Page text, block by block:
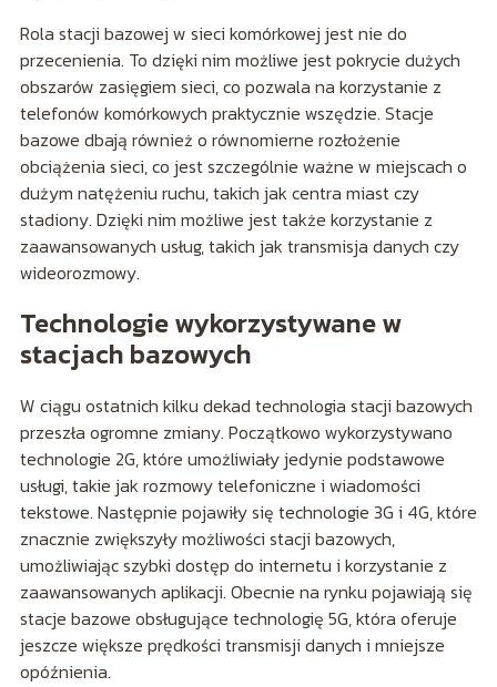
Rola stacji bazowej w sieci komórkowej jest nie do
przecenienia. To dzięki nim możliwe jest pokrycie dużych
obszarów zasięgiem sieci, co pozwala na korzystanie z
telefonów komórkowych praktycznie wszędzie. Stacje
bazowe dbają również o równomierne rozłożenie
obciążenia sieci, co jest szczególnie ważne w miejscach o
dużym natężeniu ruchu, takich jak centra miast czy
stadiony. Dzięki nim możliwe jest także korzystanie z
zaawansowanych usług, takich jak transmisja danych czy
wideorozmowy.
Technologie wykorzystywane w
stacjach bazowych
W ciągu ostatnich kilku dekad technologia stacji bazowych
przeszła ogromne zmiany. Początkowo wykorzystywano
technologie 2G, które umożliwiały jedynie podstawowe
usługi, takie jak rozmowy telefoniczne i wiadomości
tekstowe. Następnie pojawiły się technologie 3G i 4G, które
znacznie zwiększyły możliwości stacji bazowych,
umożliwiając szybki dostęp do internetu i korzystanie z
zaawansowanych aplikacji. Obecnie na rynku pojawiają się
stacje bazowe obsługujące technologię 5G, która oferuje
jeszcze większe prędkości transmisji danych i mniejsze
opóźnienia.